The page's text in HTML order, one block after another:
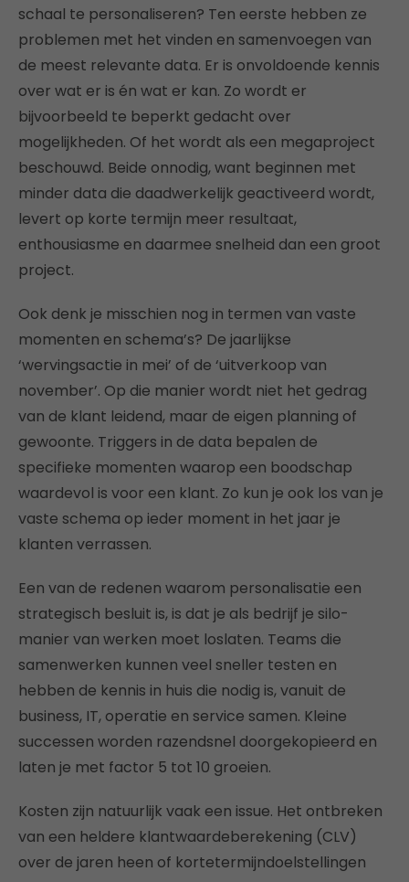
schaal te personaliseren? Ten eerste hebben ze
problemen met het vinden en samenvoegen van
de meest relevante data. Er is onvoldoende kennis
over wat er is én wat er kan. Zo wordt er
bijvoorbeeld te beperkt gedacht over
mogelijkheden. Of het wordt als een megaproject
beschouwd. Beide onnodig, want beginnen met
minder data die daadwerkelijk geactiveerd wordt,
levert op korte termijn meer resultaat,
enthousiasme en daarmee snelheid dan een groot
project.
Ook denk je misschien nog in termen van vaste
momenten en schema’s? De jaarlijkse
‘wervingsactie in mei’ of de ‘uitverkoop van
november’. Op die manier wordt niet het gedrag
van de klant leidend, maar de eigen planning of
gewoonte. Triggers in de data bepalen de
specifieke momenten waarop een boodschap
waardevol is voor een klant. Zo kun je ook los van je
vaste schema op ieder moment in het jaar je
klanten verrassen.
Een van de redenen waarom personalisatie een
strategisch besluit is, is dat je als bedrijf je silo-
manier van werken moet loslaten. Teams die
samenwerken kunnen veel sneller testen en
hebben de kennis in huis die nodig is, vanuit de
business, IT, operatie en service samen. Kleine
successen worden razendsnel doorgekopieerd en
laten je met factor 5 tot 10 groeien.
Kosten zijn natuurlijk vaak een issue. Het ontbreken
van een heldere klantwaardeberekening (CLV)
over de jaren heen of kortetermijndoelstellingen